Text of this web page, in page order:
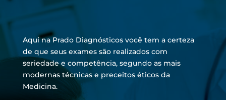
Aqui na Prado Diagnósticos você tem a certeza
de que seus exames são realizados com
seriedade e competência, segundo as mais
modernas técnicas e preceitos éticos da
Medicina.